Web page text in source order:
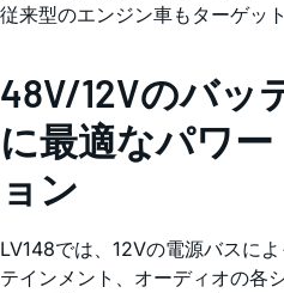
従来型のエンジン車もターゲッ
48V/12Vのバッ
に最適なパワ
ョン
LV148では、12Vの電源バスに
テインメント、オーディオの各